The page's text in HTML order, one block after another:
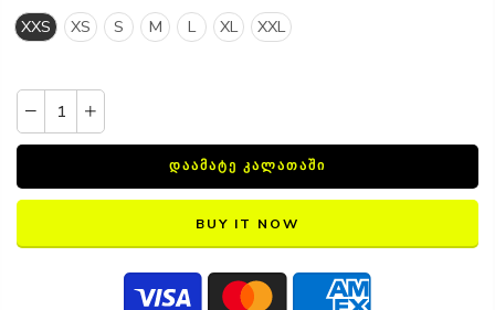
XXS XS S M L XL XXL
ᲓᲐᲐᲛᲐᲢᲔ ᲙᲐᲚᲐᲗᲐᲨᲘ
BUY IT NOW